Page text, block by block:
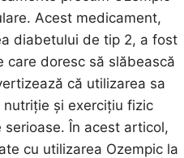
Acest medicament,
diabetului de tip 2, a fost
care doresc să slăbească
că utilizarea sa
și exercițiu fizic
În acest articol,
cu utilizarea Ozempic la